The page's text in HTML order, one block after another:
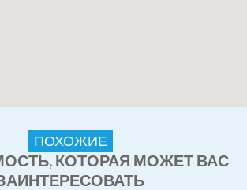
ПОХОЖИЕ
КОТОРАЯ МОЖЕТ ВАС